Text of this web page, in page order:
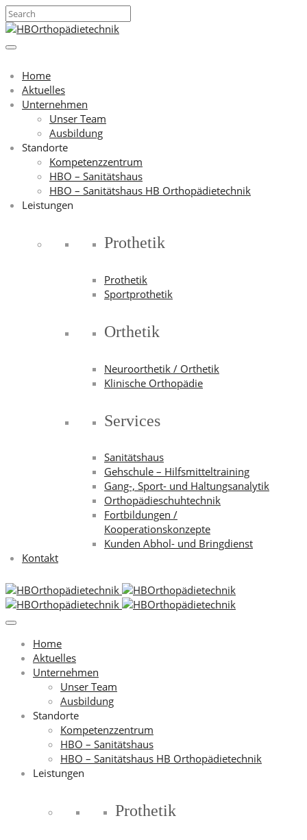
Home
Aktuelles
Unternehmen
Unser Team
Ausbildung
Standorte
Kompetenzzentrum
HBO – Sanitätshaus
HBO – Sanitätshaus HB Orthopädietechnik
Leistungen
Prothetik
Prothetik
Sportprothetik
Orthetik
Neuroorthetik / Orthetik
Klinische Orthopädie
Services
Sanitätshaus
Gehschule – Hilfsmitteltraining
Gang-, Sport- und Haltungsanalytik
Orthopädieschuhtechnik
Fortbildungen /
Kooperationskonzepte
Kunden Abhol- und Bringdienst
Kontakt
Home
Aktuelles
Unternehmen
Unser Team
Ausbildung
Standorte
Kompetenzzentrum
HBO – Sanitätshaus
HBO – Sanitätshaus HB Orthopädietechnik
Leistungen
Prothetik